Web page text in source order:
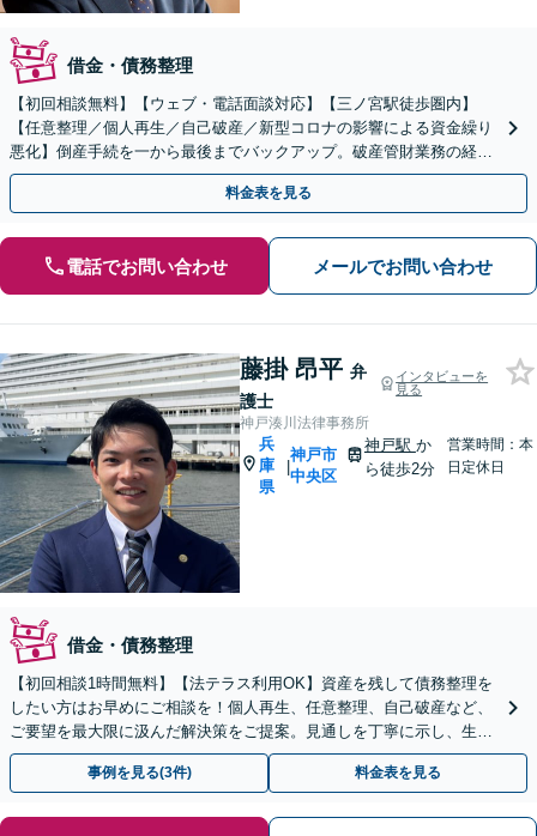
借金・債務整理
【初回相談無料】【ウェブ・電話面談対応】【三ノ宮駅徒歩圏内】
【任意整理／個人再生／自己破産／新型コロナの影響による資金繰り
悪化】倒産手続を一から最後までバックアップ。破産管財業務の経験
多数。借金の不安を払拭し最適な債務整理手続をご提案。
料金表を見る
電話でお問い合わせ メールでお問い合わせ
藤掛 昂平 弁
護士
インタビューを
見る
神戸湊川法律事務所
兵
庫
県
|
神戸市
中央区
神戸駅 か
ら徒歩2分
営業時間：本
日定休日
借金・債務整理
【初回相談1時間無料】【法テラス利用OK】資産を残して債務整理を
したい方はお早めにご相談を！個人再生、任意整理、自己破産など、
ご要望を最大限に汲んだ解決策をご提案。見通しを丁寧に示し、生活
再建に向けてサポートいたします【神戸駅2分】
事例を見る(3件) 料金表を見る